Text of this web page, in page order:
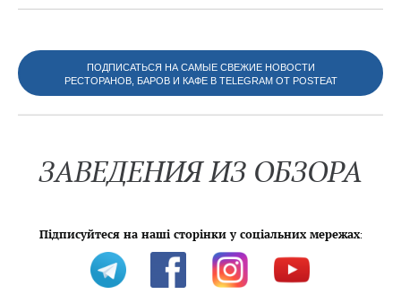
ПОДПИСАТЬСЯ НА САМЫЕ СВЕЖИЕ НОВОСТИ
РЕСТОРАНОВ, БАРОВ И КАФЕ В TELEGRAM ОТ POSTEAT
ЗАВЕДЕНИЯ ИЗ ОБЗОРА
Підписуйтеся на наші сторінки у соціальних мережах: